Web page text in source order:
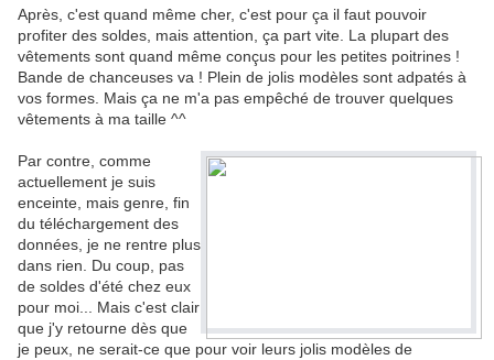
Après, c'est quand même cher, c'est pour ça il faut pouvoir
profiter des soldes, mais attention, ça part vite. La plupart des
vêtements sont quand même conçus pour les petites poitrines !
Bande de chanceuses va ! Plein de jolis modèles sont adpatés à
vos formes. Mais ça ne m'a pas empêché de trouver quelques
vêtements à ma taille ^^
Par contre, comme
actuellement je suis
enceinte, mais genre, fin
du téléchargement des
données, je ne rentre plus
dans rien. Du coup, pas
de soldes d'été chez eux
pour moi... Mais c'est clair
que j'y retourne dès que
je peux, ne serait-ce que pour voir leurs jolis modèles de